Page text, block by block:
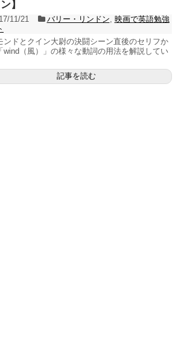
】
11/21 バリー・リンドン, 映画で英語勉強
ンドとクイン大尉の決闘シーン直後のセリフか
wind（風）」の様々な動詞の用法を解説してい
記事を読む